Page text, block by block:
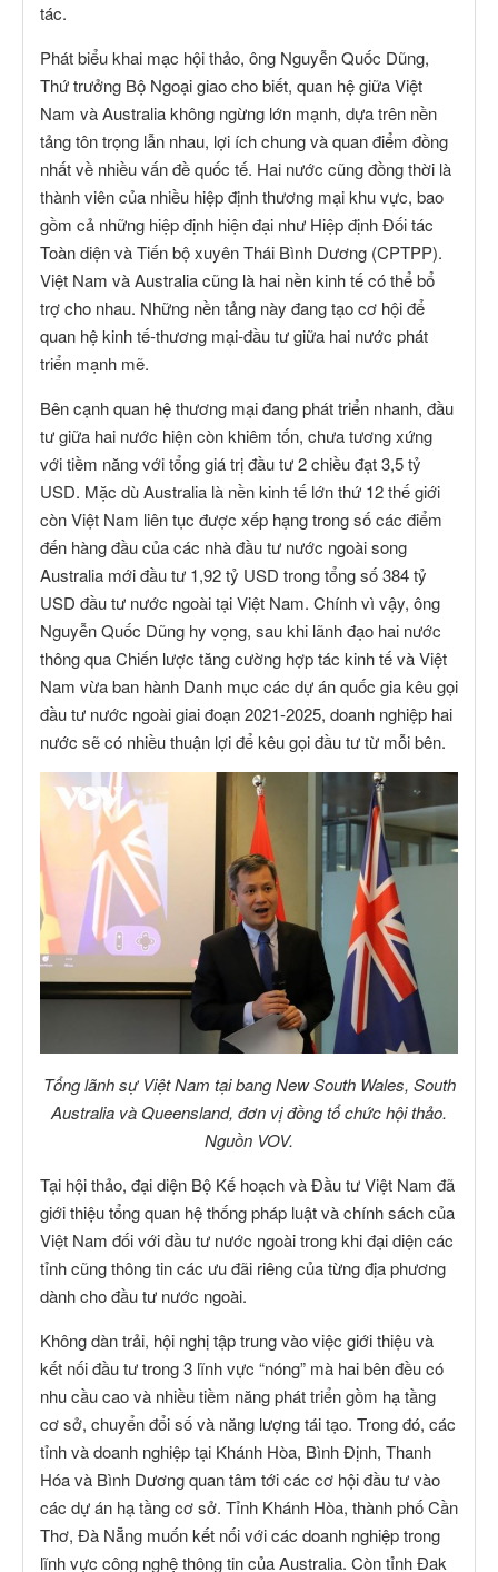
tác.
Phát biểu khai mạc hội thảo, ông Nguyễn Quốc Dũng,
Thứ trưởng Bộ Ngoại giao cho biết, quan hệ giữa Việt
Nam và Australia không ngừng lớn mạnh, dựa trên nền
tảng tôn trọng lẫn nhau, lợi ích chung và quan điểm đồng
nhất về nhiều vấn đề quốc tế. Hai nước cũng đồng thời là
thành viên của nhiều hiệp định thương mại khu vực, bao
gồm cả những hiệp định hiện đại như Hiệp định Đối tác
Toàn diện và Tiến bộ xuyên Thái Bình Dương (CPTPP).
Việt Nam và Australia cũng là hai nền kinh tế có thể bổ
trợ cho nhau. Những nền tảng này đang tạo cơ hội để
quan hệ kinh tế-thương mại-đầu tư giữa hai nước phát
triển mạnh mẽ.
Bên cạnh quan hệ thương mại đang phát triển nhanh, đầu
tư giữa hai nước hiện còn khiêm tốn, chưa tương xứng
với tiềm năng với tổng giá trị đầu tư 2 chiều đạt 3,5 tỷ
USD. Mặc dù Australia là nền kinh tế lớn thứ 12 thế giới
còn Việt Nam liên tục được xếp hạng trong số các điểm
đến hàng đầu của các nhà đầu tư nước ngoài song
Australia mới đầu tư 1,92 tỷ USD trong tổng số 384 tỷ
USD đầu tư nước ngoài tại Việt Nam. Chính vì vậy, ông
Nguyễn Quốc Dũng hy vọng, sau khi lãnh đạo hai nước
thông qua Chiến lược tăng cường hợp tác kinh tế và Việt
Nam vừa ban hành Danh mục các dự án quốc gia kêu gọi
đầu tư nước ngoài giai đoạn 2021-2025, doanh nghiệp hai
nước sẽ có nhiều thuận lợi để kêu gọi đầu tư từ mỗi bên.
Tổng lãnh sự Việt Nam tại bang New South Wales, South
Australia và Queensland, đơn vị đồng tổ chức hội thảo.
Nguồn VOV.
Tại hội thảo, đại diện Bộ Kế hoạch và Đầu tư Việt Nam đã
giới thiệu tổng quan hệ thống pháp luật và chính sách của
Việt Nam đối với đầu tư nước ngoài trong khi đại diện các
tỉnh cũng thông tin các ưu đãi riêng của từng địa phương
dành cho đầu tư nước ngoài.
Không dàn trải, hội nghị tập trung vào việc giới thiệu và
kết nối đầu tư trong 3 lĩnh vực “nóng” mà hai bên đều có
nhu cầu cao và nhiều tiềm năng phát triển gồm hạ tầng
cơ sở, chuyển đổi số và năng lượng tái tạo. Trong đó, các
tỉnh và doanh nghiệp tại Khánh Hòa, Bình Định, Thanh
Hóa và Bình Dương quan tâm tới các cơ hội đầu tư vào
các dự án hạ tầng cơ sở. Tỉnh Khánh Hòa, thành phố Cần
Thơ, Đà Nẵng muốn kết nối với các doanh nghiệp trong
lĩnh vực công nghệ thông tin của Australia. Còn tỉnh Đak